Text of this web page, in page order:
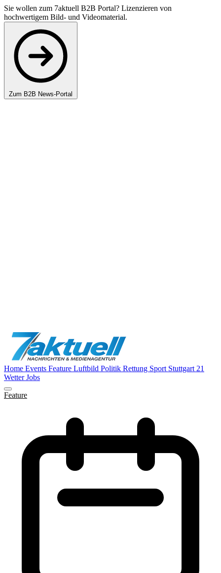
Sie wollen zum 7aktuell B2B Portal? Lizenzieren von
hochwertigem Bild- und Videomaterial.
Zum B2B News-Portal
Home Events Feature Luftbild Politik Rettung Sport Stuttgart 21
WetterJobs
Feature